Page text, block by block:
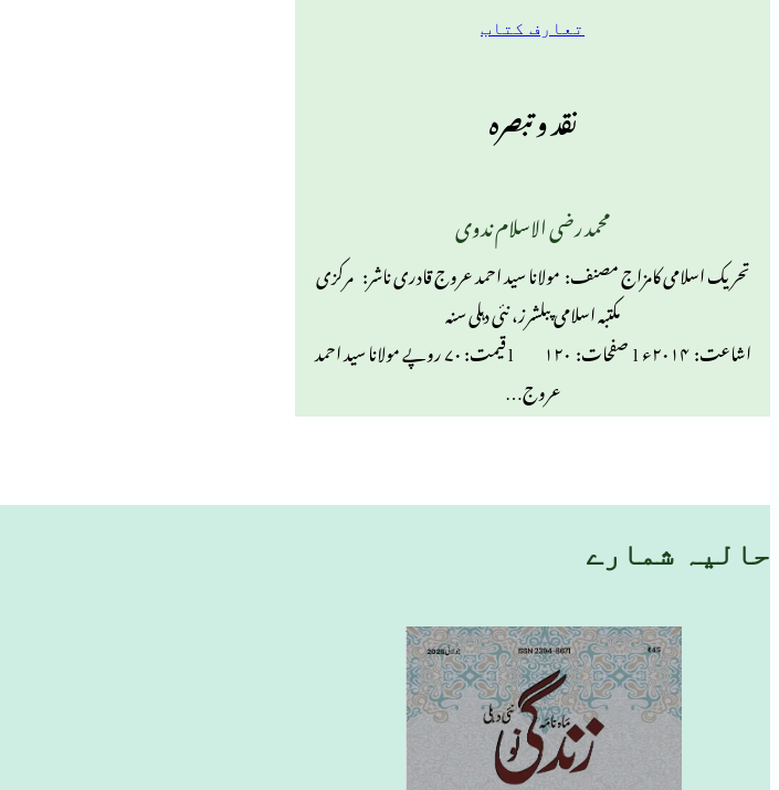
تعارف کتاب
نقد و تبصرہ
محمد رضی الاسلام ندوی
تحریک اسلامی کامزاج مصنف: مولانا سید احمد عروج قادری ناشر: مرکزی
مکتبہ اسلامی پبلشرز، نئی دہلی سنہ
اشاعت: ۲۰۱۴ء l صفحات: ۱۲۰ l قیمت: ۷۰ روپے مولانا سید احمد
عروج…
حالیہ شمارے